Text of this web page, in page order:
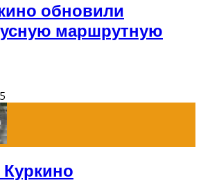
обновили
маршрутную